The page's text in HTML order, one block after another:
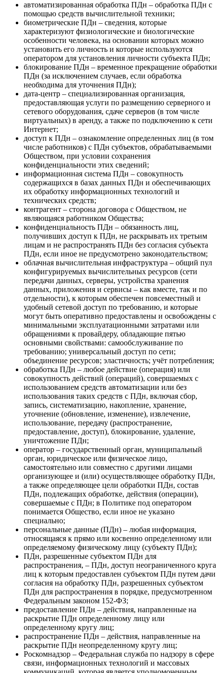
автоматизированная обработка ПДн – обработка ПДн с
помощью средств вычислительной техники;
биометрические ПДн – сведения, которые
характеризуют физиологические и биологические
особенности человека, на основании которых можно
установить его личность и которые используются
оператором для установления личности субъекта ПДн;
блокирование ПДн – временное прекращение обработки
ПДн (за исключением случаев, если обработка
необходима для уточнения ПДн);
дата-центр – специализированная организация,
предоставляющая услуги по размещению серверного и
сетевого оборудования, сдаче серверов (в том числе
виртуальных) в аренду, а также по подключению к сети
Интернет;
доступ к ПДн – ознакомление определенных лиц (в том
числе работников) с ПДн субъектов, обрабатываемыми
Обществом, при условии сохранения
конфиденциальности этих сведений;
информационная система ПДн – совокупность
содержащихся в базах данных ПДн и обеспечивающих
их обработку информационных технологий и
технических средств;
контрагент – сторона договора с Обществом, не
являющаяся работником Общества;
конфиденциальность ПДн – обязанность лиц,
получивших доступ к ПДн, не раскрывать их третьим
лицам и не распространять ПДн без согласия субъекта
ПДн, если иное не предусмотрено законодательством;
облачная вычислительная инфраструктура – общий пул
конфигурируемых вычислительных ресурсов (сети
передачи данных, серверы, устройства хранения
данных, приложения и сервисы – как вместе, так и по
отдельности), к которым обеспечен повсеместный и
удобный сетевой доступ по требованию, и которые
могут быть оперативно предоставлены и освобождены с
минимальными эксплуатационными затратами или
обращениями к провайдеру, обладающие пятью
основными свойствами: самообслуживание по
требованию; универсальный доступ по сети;
объединение ресурсов; эластичность; учёт потребления;
обработка ПДн – любое действие (операция) или
совокупность действий (операций), совершаемых с
использованием средств автоматизации или без
использования таких средств с ПДн, включая сбор,
запись, систематизацию, накопление, хранение,
уточнение (обновление, изменение), извлечение,
использование, передачу (распространение,
предоставление, доступ), блокирование, удаление,
уничтожение ПДн;
оператор – государственный орган, муниципальный
орган, юридическое или физическое лицо,
самостоятельно или совместно с другими лицами
организующее и (или) осуществляющее обработку ПДн,
а также определяющее цели обработки ПДн, состав
ПДн, подлежащих обработке, действия (операции),
совершаемые с ПДн; в Политике под оператором
понимается Общество, если иное не указано
специально;
персональные данные (ПДн) – любая информация,
относящаяся к прямо или косвенно определенному или
определяемому физическому лицу (субъекту ПДн);
ПДн, разрешенные субъектом ПДн для
распространения, – ПДн, доступ неограниченного круга
лиц к которым предоставлен субъектом ПДн путем дачи
согласия на обработку ПДн, разрешенных субъектом
ПДн для распространения в порядке, предусмотренном
Федеральным законом 152-ФЗ;
предоставление ПДн – действия, направленные на
раскрытие ПДн определенному лицу или
определенному кругу лиц;
распространение ПДн – действия, направленные на
раскрытие ПДн неопределенному кругу лиц;
Роскомнадзор – Федеральная служба по надзору в сфере
связи, информационных технологий и массовых